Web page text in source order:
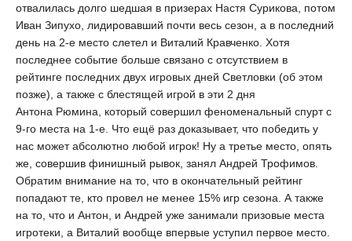
отвалилась долго шедшая в призерах Настя Сурикова, потом
Иван Зипухо, лидировавший почти весь сезон, а в последний
день на 2-е место слетел и Виталий Кравченко. Хотя
последнее событие больше связано с отсутствием в
рейтинге последних двух игровых дней Светловки (об этом
позже), а также с блестящей игрой в эти 2 дня
Антона Рюмина, который совершил феноменальный спурт с
9-го места на 1-е. Что ещё раз доказывает, что победить у
нас может абсолютно любой игрок! Ну а третье место, опять
же, совершив финишный рывок, занял Андрей Трофимов.
Обратим внимание на то, что в окончательный рейтинг
попадают те, кто провел не менее 15% игр сезона. А также
на то, что и Антон, и Андрей уже занимали призовые места
игротеки, а Виталий вообще впервые уступил первое место.